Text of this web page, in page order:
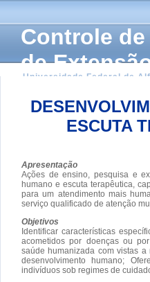
Controle
de
Universidade Federal de
ESCUTA
Apresentação
Ações de ensino, pesquisa e
humano e escuta terapêutica,
para um atendimento mais
serviço qualificado de atenção
Objetivos
Identificar características
acometidos por doenças ou
saúde humanizada com vistas
desenvolvimento humano;
indivíduos sob regimes de